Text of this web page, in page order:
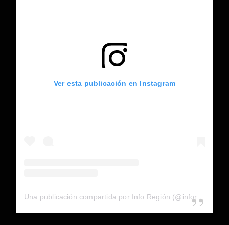
Ver esta publicación en Instagram